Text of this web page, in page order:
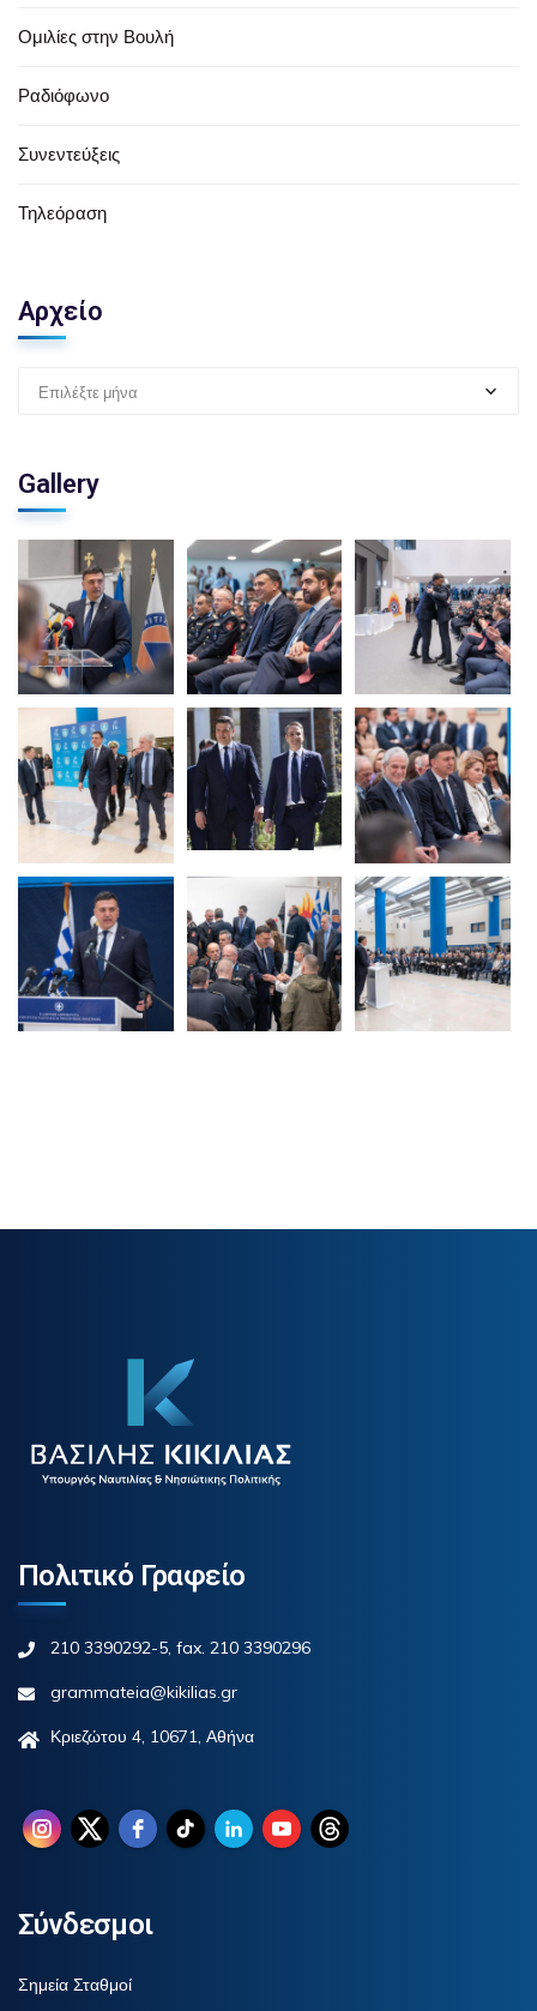
Ομιλίες στην Βουλή
Ραδιόφωνο
Συνεντεύξεις
Τηλεόραση
Αρχείο
Επιλέξτε μήνα
Gallery
Πολιτικό Γραφείο
210 3390292-5, fax. 210 3390296
grammateia@kikilias.gr
Κριεζώτου 4, 10671, Αθήνα
Σύνδεσμοι
Σημεία Σταθμοί